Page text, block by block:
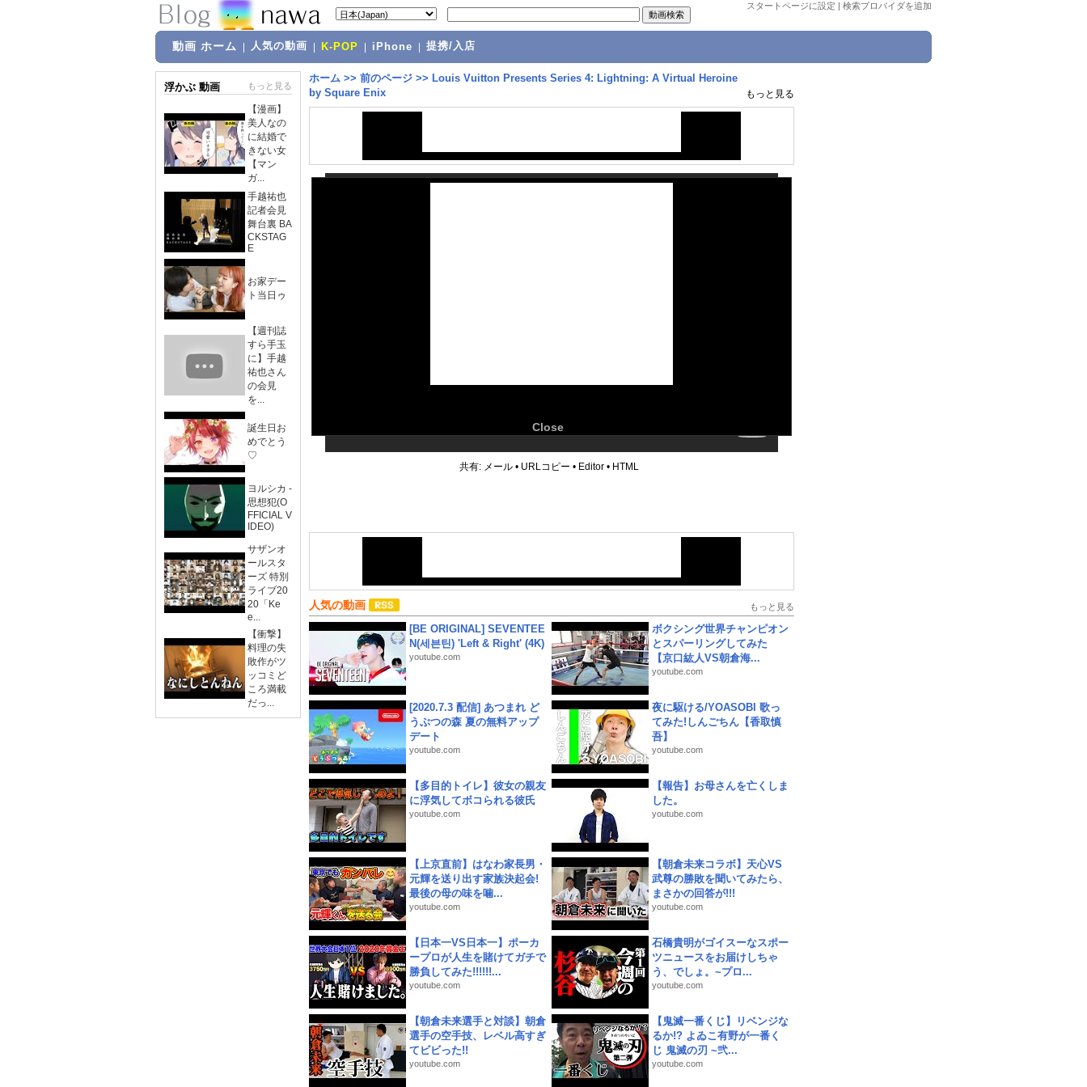
スタートページに設定 | 検索プロバイダを追加
動画 ホーム 人気の動画 K-POP iPhone 提携/入店
浮かぶ 動画 もっと見る
【漫画】
美人なの
に結婚で
きない女
【マン
ガ...
手越祐也
記者会見
舞台裏 BA
CKSTAG
E
お家デー
ト当日ゥ
【週刊誌
すら手玉
に】手越
祐也さん
の会見
を...
誕生日お
めでとう
♡
ヨルシカ -
思想犯(O
FFICIAL V
IDEO)
サザンオ
ールスタ
ーズ 特別
ライブ20
20「Ke
e...
【衝撃】
料理の失
敗作がツ
ッコミど
ころ満載
だっ...
ホーム >> 前のページ >> Louis Vuitton Presents Series 4: Lightning: A Virtual Heroine
by Square Enix
もっと見る
Close
共有: メール • URLコピー • Editor • HTML
人気の動画 もっと見る
[BE ORIGINAL] SEVENTEE
N(세븐틴) 'Left & Right' (4K)
youtube.com
ボクシング世界チャンピオン
とスパーリングしてみた
【京口紘人VS朝倉海...
youtube.com
[2020.7.3 配信] あつまれ ど
うぶつの森 夏の無料アップ
デート
youtube.com
夜に駆ける/YOASOBI 歌っ
てみた!しんごちん【香取慎
吾】
youtube.com
【多目的トイレ】彼女の親友
に浮気してボコられる彼氏
youtube.com
【報告】お母さんを亡くしま
した。
youtube.com
【上京直前】はなわ家長男・
元輝を送り出す家族決起会!
最後の母の味を噛...
youtube.com
【朝倉未来コラボ】天心VS
武尊の勝敗を聞いてみたら、
まさかの回答が!!!
youtube.com
【日本一VS日本一】ポーカ
ープロが人生を賭けてガチで
勝負してみた!!!!!!...
youtube.com
石橋貴明がゴイスーなスポー
ツニュースをお届けしちゃ
う、でしょ。~プロ...
youtube.com
【朝倉未来選手と対談】朝倉
選手の空手技、レベル高すぎ
てビビった!!
youtube.com
【鬼滅一番くじ】リベンジな
るか!? よゐこ有野が一番く
じ 鬼滅の刃 ~弐...
youtube.com